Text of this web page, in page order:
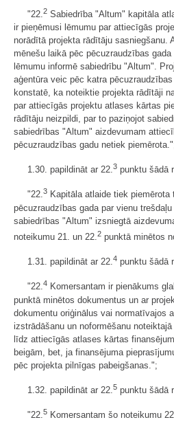
"22. 2 Sabiedrība "Altum" kapitāla
ir pieņēmusi lēmumu par attiecīgās
norādītā projekta rādītāju sasniegšanu.
mēnešu laikā pēc pēcuzraudzības
lēmumu informē sabiedrību "Altum".
aģentūra veic pēc katra
konstatē, ka noteiktie projekta rādītāji
par attiecīgās projektu atlases kārtas
rādītāju neizpildi, par to paziņojot
sabiedrības "Altum" aizdevumam
pēcuzraudzības gadu netiek
1.30. papildināt ar 22.3 punktu šādā
"22.3 Kapitāla atlaide tiek
pēcuzraudzības gada par vienu
sabiedrības "Altum" izsniegtā
noteikumu 21. un 22. 2 punktā minētos
1.31. papildināt ar 22.4 punktu šādā
"22.4 Komersantam ir pienākums
punktā minētos dokumentus un ar
dokumentu oriģinālus vai normatīvajos
izstrādāšanu un noformēšanu
līdz attiecīgās atlases kārtas
beigām, bet, ja finansējuma
pēc projekta pilnīgas pabeigšanas.";
1.32. papildināt ar 22. 5 punktu šādā
"22.5 Komersantam šo noteikumu